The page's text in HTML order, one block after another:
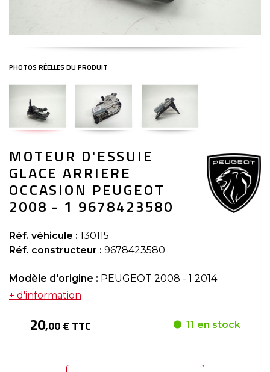
to
the
beginning
of
the
images
gallery
MOTEUR D'ESSUIE
GLACE ARRIERE
OCCASION PEUGEOT
2008 - 1 9678423580
Réf. véhicule : 130115
Réf. constructeur : 9678423580
Modèle d'origine : PEUGEOT 2008 - 1 2014
+ d'information
20,00 € TTC 11 en stock